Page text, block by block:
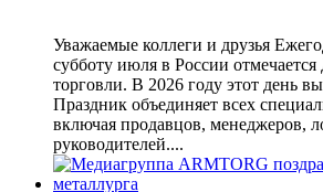
Уважаемые коллеги и друзья
субботу июля в России отмечается
торговли. В 2026 году этот день
Праздник объединяет всех
включая продавцов, менеджеров,
руководителей....